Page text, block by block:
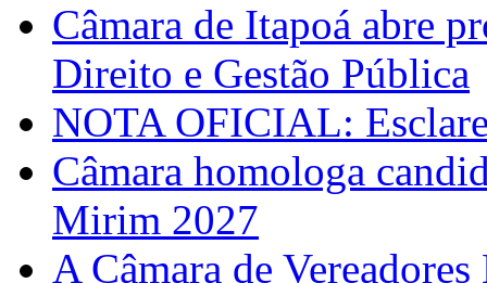
Câmara de Itapoá abre
Direito e Gestão Pública
NOTA OFICIAL:
Câmara homologa
Mirim 2027
A Câmara de